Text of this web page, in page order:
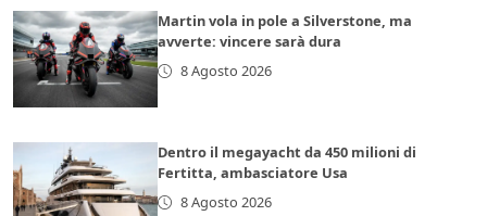
Martin vola in pole a Silverstone, ma
avverte: vincere sarà dura
8 Agosto 2026
Dentro il megayacht da 450 milioni di
Fertitta, ambasciatore Usa
8 Agosto 2026